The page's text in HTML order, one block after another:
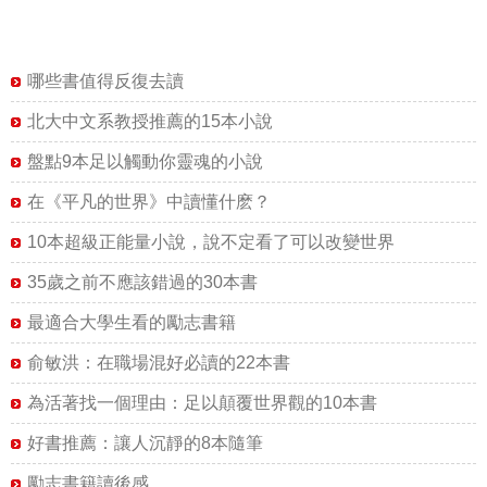
哪些書值得反復去讀
北大中文系教授推薦的15本小說
盤點9本足以觸動你靈魂的小說
在《平凡的世界》中讀懂什麽？
10本超級正能量小說，說不定看了可以改變世界
35歲之前不應該錯過的30本書
最適合大學生看的勵志書籍
俞敏洪：在職場混好必讀的22本書
為活著找一個理由：足以顛覆世界觀的10本書
好書推薦：讓人沉靜的8本隨筆
勵志書籍讀後感